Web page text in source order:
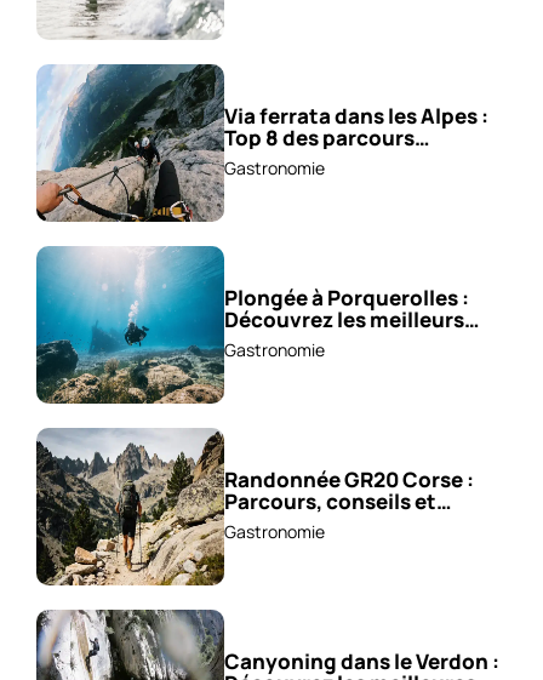
Via ferrata dans les Alpes :
Top 8 des parcours
sensationnels !
Gastronomie
Plongée à Porquerolles :
Découvrez les meilleurs
spots !
Gastronomie
Randonnée GR20 Corse :
Parcours, conseils et
astuces !
Gastronomie
Canyoning dans le Verdon :